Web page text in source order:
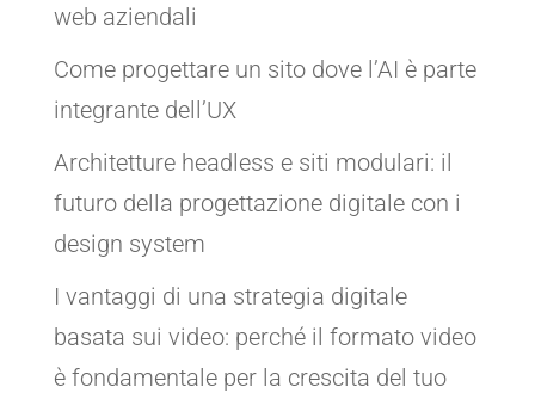
web aziendali
Come progettare un sito dove l’AI è parte
integrante dell’UX
Architetture headless e siti modulari: il
futuro della progettazione digitale con i
design system
I vantaggi di una strategia digitale
basata sui video: perché il formato video
è fondamentale per la crescita del tuo